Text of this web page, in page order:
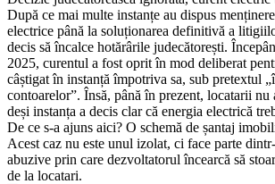
După ce mai multe instanțe au dispus
electrice până la soluționarea definitivă a
decis să încalce hotărârile judecătorești.
2025, curentul a fost oprit în mod deliberat
câștigat în instanță împotriva sa, sub pretextul
contoarelor”. Însă, până în prezent, locatarii nu
deși instanța a decis clar că energia electrică
De ce s-a ajuns aici? O schemă de șantaj
Acest caz nu este unul izolat, ci face parte
abuzive prin care dezvoltatorul încearcă să
de la locatari.